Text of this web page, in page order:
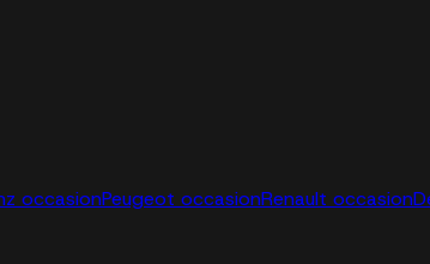
occasionPeugeot occasionRenault occasion